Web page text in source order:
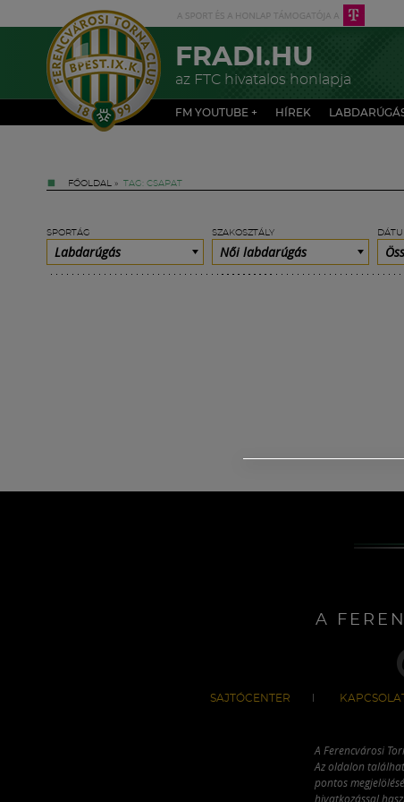
FRADI.HU
az FTC hivatalos honlapja
FM YOUTUBE + HÍREK
FŐOLDAL » TAG: CSAPAT
SPORTÁG
Labdarúgás
SZAKOSZTÁLY
Női labdarúgás
A
SAJTÓCENTER
A Ferencvárosi
Az oldalon
pontos
hivatkozással